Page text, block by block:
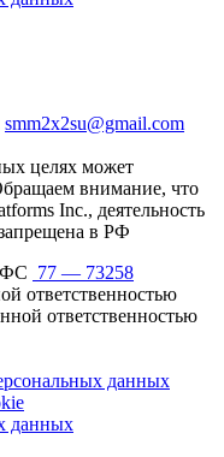
smm2x2su@gmail.com
целях может
внимание, что
Inc., деятельность
в РФ
ФС 77 — 73258
ответственностью
ответственностью
данных
данных